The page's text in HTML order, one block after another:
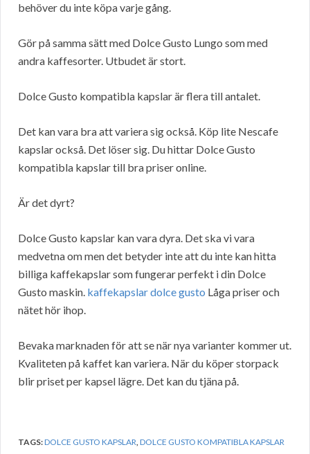
behöver du inte köpa varje gång.
Gör på samma sätt med Dolce Gusto Lungo som med
andra kaffesorter. Utbudet är stort.
Dolce Gusto kompatibla kapslar är flera till antalet.
Det kan vara bra att variera sig också. Köp lite Nescafe
kapslar också. Det löser sig. Du hittar Dolce Gusto
kompatibla kapslar till bra priser online.
Är det dyrt?
Dolce Gusto kapslar kan vara dyra. Det ska vi vara
medvetna om men det betyder inte att du inte kan hitta
billiga kaffekapslar som fungerar perfekt i din Dolce
Gusto maskin. kaffekapslar dolce gusto Låga priser och
nätet hör ihop.
Bevaka marknaden för att se när nya varianter kommer ut.
Kvaliteten på kaffet kan variera. När du köper storpack
blir priset per kapsel lägre. Det kan du tjäna på.
TAGS:DOLCE GUSTO KAPSLAR,DOLCE GUSTO KOMPATIBLA KAPSLAR